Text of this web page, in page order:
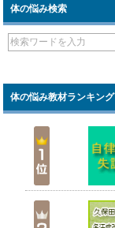
体の悩み検索
体の悩み教材ランキング